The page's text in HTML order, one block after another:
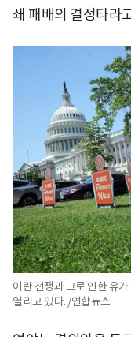
쇄 패배의 결정타라
이란 전쟁과 그로 인한 유
열리고 있다. /연합뉴스